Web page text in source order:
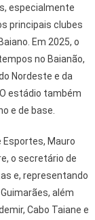
especialmente
principais clubes
Em 2025, o
no Baianão,
Nordeste e da
estádio também
e de base.
Mauro
o secretário de
e, representando
além
Cabo Taiane e